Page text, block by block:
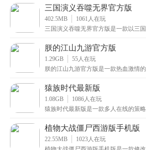
玩
三国演义吞噬无界官方版
402.5MB 1061 人在玩
三国演义吞噬无界官方版是一款以三
悦耳
朕的江山九游官方版
1.29GB 55 人在玩
朕的江山九游官方版是一款热血激情
格
猿族时代最新版
1.08GB 1086 人在玩
猿族时代最新版是一款多人在线的策
浸式
植物大战僵尸西游版手机版
22.55MB 1023 人在玩